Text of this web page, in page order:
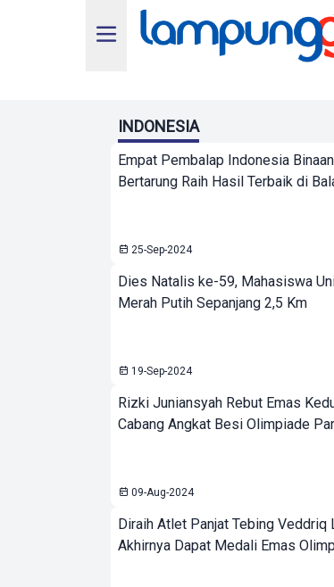
INDONESIA
Empat Pembalap Indonesia
Bertarung Raih Hasil Terbaik di
25-Sep-2024
Dies Natalis ke-59, Mahasiswa
Merah Putih Sepanjang 2,5 Km
19-Sep-2024
Rizki Juniansyah Rebut Emas
Cabang Angkat Besi Olimpiade
09-Aug-2024
Diraih Atlet Panjat Tebing Veddriq
Akhirnya Dapat Medali Emas